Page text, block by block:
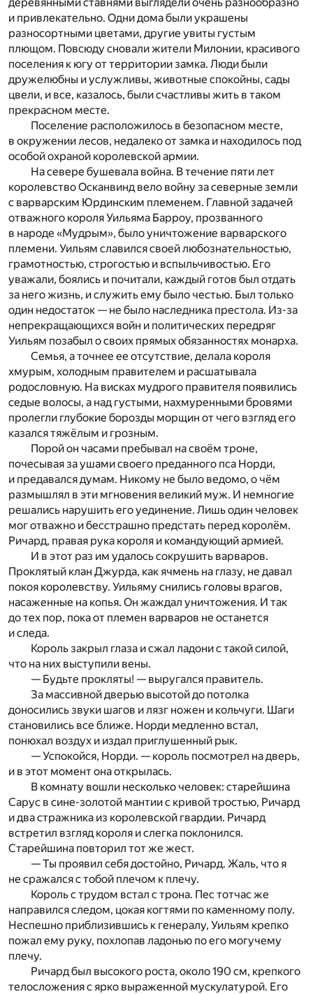
и привлекательно. Одни дома были украшены
разносортными цветами, другие увиты густым
плющом. Повсюду сновали жители Милонии, красивого
поселения к югу от территории замка. Люди были
дружелюбны и услужливы, животные спокойны, сады
цвели, и все, казалось, были счастливы жить в таком
прекрасном месте.
Поселение расположилось в безопасном месте,
в окружении лесов, недалеко от замка и находилось под
особой охраной королевской армии.
На севере бушевала война. В течение пяти лет
королевство Осканвинд вело войну за северные земли
с варварским Юрдинским племенем. Главной задачей
отважного короля Уильяма Барроу, прозванного
в народе «Мудрым», было уничтожение варварского
племени. Уильям славился своей любознательностью,
грамотностью, строгостью и вспыльчивостью. Его
уважали, боялись и почитали, каждый готов был отдать
за него жизнь, и служить ему было честью. Был только
один недостаток — не было наследника престола. Из-за
непрекращающихся войн и политических передряг
Уильям позабыл о своих прямых обязанностях монарха.
Семья, а точнее ее отсутствие, делала короля
хмурым, холодным правителем и расшатывала
родословную. На висках мудрого правителя появились
седые волосы, а над густыми, нахмуренными бровями
пролегли глубокие борозды морщин от чего взгляд его
казался тяжёлым и грозным.
Порой он часами пребывал на своём троне,
почесывая за ушами своего преданного пса Норди,
и предавался думам. Никому не было ведомо, о чём
размышлял в эти мгновения великий муж. И немногие
решались нарушить его уединение. Лишь один человек
мог отважно и бесстрашно предстать перед королём.
Ричард, правая рука короля и командующий армией.
И в этот раз им удалось сокрушить варваров.
Проклятый клан Джурда, как ячмень на глазу, не давал
покоя королевству. Уильяму снились головы врагов,
насаженные на копья. Он жаждал уничтожения. И так
до тех пор, пока от племен варваров не останется
и следа.
Король закрыл глаза и сжал ладони с такой силой,
что на них выступили вены.
— Будьте прокляты! — выругался правитель.
За массивной дверью высотой до потолка
доносились звуки шагов и лязг ножен и кольчуги. Шаги
становились все ближе. Норди медленно встал,
понюхал воздух и издал приглушенный рык.
— Успокойся, Норди. — король посмотрел на дверь,
и в этот момент она открылась.
В комнату вошли несколько человек: старейшина
Сарус в сине-золотой мантии с кривой тростью, Ричард
и два стражника из королевской гвардии. Ричард
встретил взгляд короля и слегка поклонился.
Старейшина повторил тот же жест.
— Ты проявил себя достойно, Ричард. Жаль, что я
не сражался с тобой плечом к плечу.
Король с трудом встал с трона. Пес тотчас же
направился следом, цокая когтями по каменному полу.
Неспешно приблизившись к генералу, Уильям крепко
пожал ему руку, похлопав ладонью по его могучему
плечу.
Ричард был высокого роста, около 190 см, крепкого
телосложения с ярко выраженной мускулатурой. Его